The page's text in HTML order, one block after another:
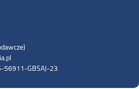
56911-GBSAJ-23